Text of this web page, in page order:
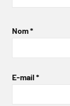
Nom*
E-mail *